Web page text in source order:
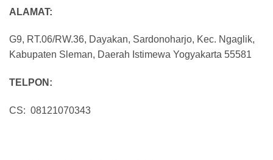
ALAMAT:
G9, RT.06/RW.36, Dayakan, Sardonoharjo, Kec. Ngaglik,
Kabupaten Sleman, Daerah Istimewa Yogyakarta 55581
TELPON:
CS: 08121070343